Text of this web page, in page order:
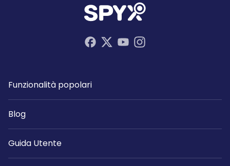
Funzionalità popolari
Blog
Guida Utente